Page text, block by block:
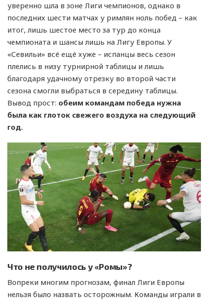
уверенно шла в зоне Лиги чемпионов, однако в
последних шести матчах у римлян ноль побед – как
итог, лишь шестое место за тур до конца
чемпионата и шансы лишь на Лигу Европы. У
«Севильи» всё ещё хуже – испанцы весь сезон
плелись в низу турнирной таблицы и лишь
благодаря удачному отрезку во второй части
сезона смогли выбраться в середину таблицы.
Вывод прост: обеим командам победа нужна
была как глоток свежего воздуха на следующий
год.
Что не получилось у «Ромы»?
Вопреки многим прогнозам, финал Лиги Европы
нельзя было назвать осторожным. Команды играли в